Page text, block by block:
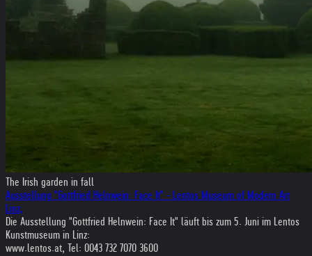
The Irish garden in fall
Ausstellung "Gottfried Helnwein: Face It" - Lentos Museum of Modern Art
Linz,
Die Ausstellung "Gottfried Helnwein: Face It" läuft bis zum 5. Juni im Lentos
Kunstmuseum in Linz:
www.lentos.at, Tel: 0043 732 7070 3600